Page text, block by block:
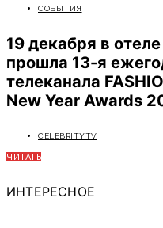
СОБЫТИЯ
19 декабря в
прошла 13-я
телеканала
New Year Awards
CELEBRITYTV
ЧИТАТЬ
ИНТЕРЕСНОЕ